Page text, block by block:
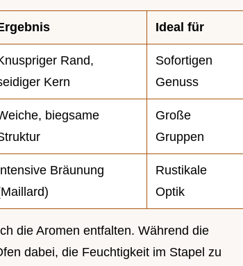
Ideal für
Rand,
Kern
Sofortigen
Genuss
biegsame
Große
Gruppen
Bräunung
Rustikale
Optik
die Aromen entfalten. Während die
dabei, die Feuchtigkeit im Stapel zu